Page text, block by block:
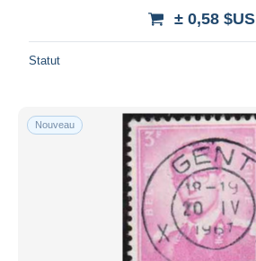
± 0,58 $US
Statut
Nouveau